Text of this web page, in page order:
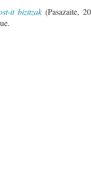
it bizitzak(Pasazaite,